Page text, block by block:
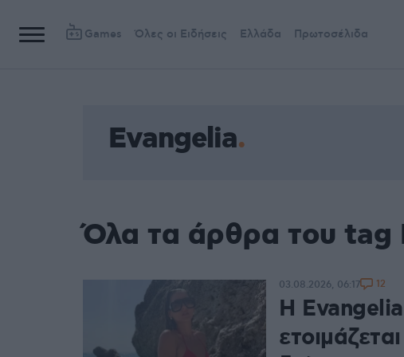
Games Όλες οι Ειδήσεις Ελλάδα Πρωτοσέλιδα
Evangelia
Όλα τα άρθρα του tag
Η Evangelia
03.08.2026, 06:17 12